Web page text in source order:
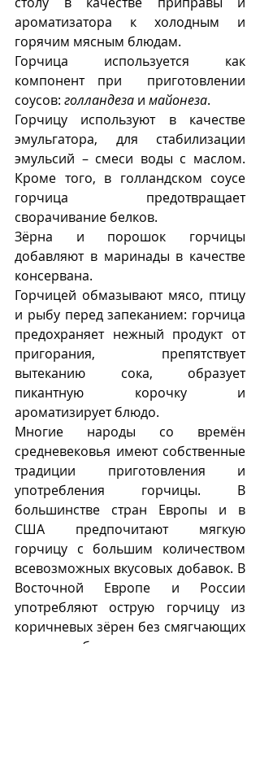
ароматизатора к холодным и
горячим мясным блюдам.
Горчица используется как
компонент при  приготовлении
соусов: голландеза и майонеза.
Горчицу используют в качестве
эмульгатора, для стабилизации
эмульсий – смеси воды с маслом.
Кроме того, в голландском соусе
горчица предотвращает
сворачивание белков.
Зёрна и порошок горчицы
добавляют в маринады в качестве
консервана.
Горчицей обмазывают мясо, птицу
и рыбу перед запеканием: горчица
предохраняет нежный продукт от
пригорания, препятствует
вытеканию сока, образует
пикантную корочку и
ароматизирует блюдо.
Многие народы со времён
средневековья имеют собственные
традиции приготовления и
употребления горчицы. В
большинстве стран Европы и в
США предпочитают мягкую
горчицу с большим количеством
всевозможных вкусовых добавок. В
Восточной Европе и России
употребляют острую горчицу из
коричневых зёрен без смягчающих
остроту добавок.